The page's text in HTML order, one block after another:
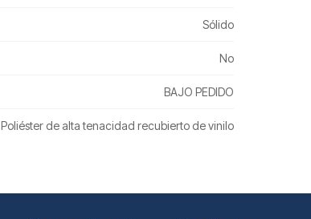
Sólido
No
BAJO PEDIDO
Poliéster de alta tenacidad recubierto de vinilo